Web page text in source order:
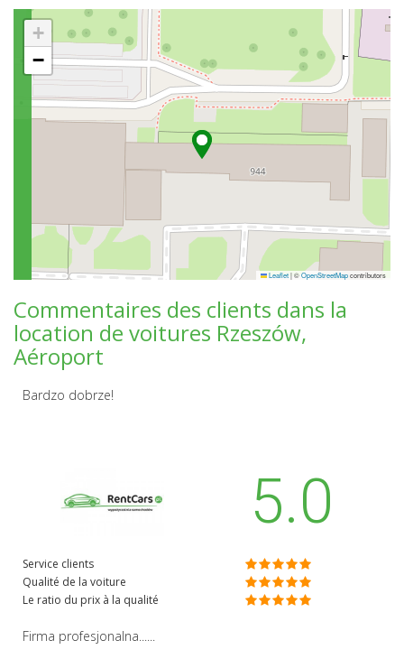
+
−
Leaflet|©OpenStreetMapcontributors
Commentaires des clients dans la
location de voitures Rzeszów,
Aéroport
Bardzo dobrze!
5.0
Service clients
Qualité de la voiture
Le ratio du prix à la qualité
Firma profesjonalna......